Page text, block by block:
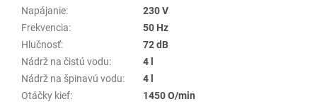
Napájanie:
230 V
Frekvencia:
50 Hz
Hlučnosť:
72 dB
Nádrž na čistú vodu:
4 l
Nádrž na špinavú vodu:
4 l
Otáčky kief:
1450 O/min